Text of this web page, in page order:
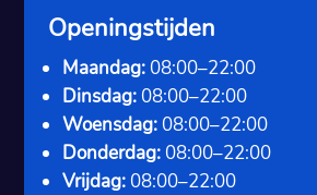
Openingstijden
Maandag: 08:00–22:00
Dinsdag: 08:00–22:00
Woensdag: 08:00–22:00
Donderdag: 08:00–22:00
Vrijdag: 08:00–22:00